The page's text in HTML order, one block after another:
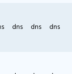
dns dns dns